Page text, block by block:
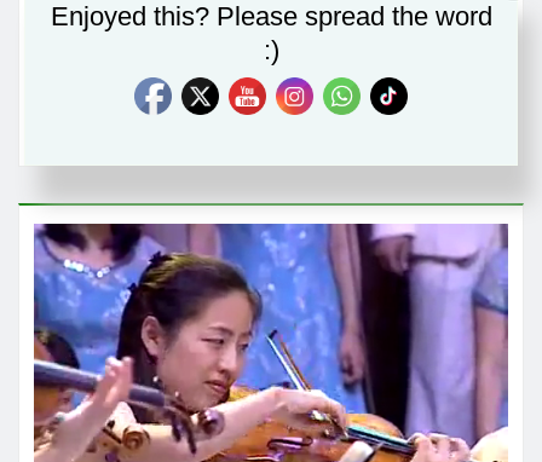
For you I am praying
Enjoyed this? Please spread the word
:)